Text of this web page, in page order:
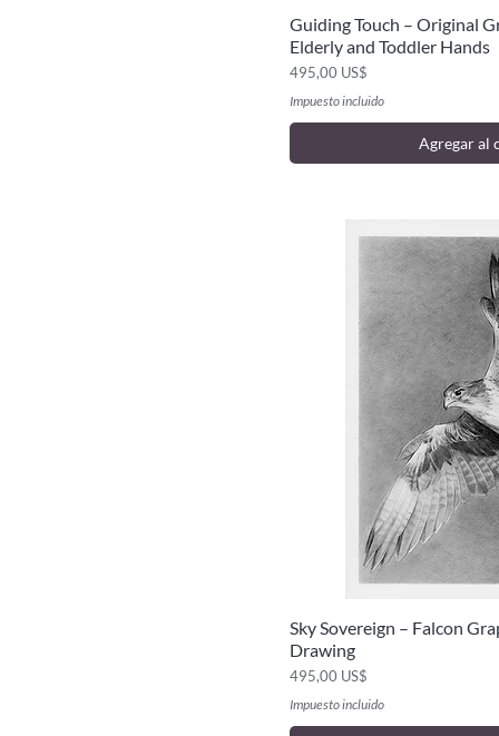
Vista
Guiding Touch – Original
Elderly and Toddler Hands
Precio
495,00 US$
Impuesto incluido
Agregar al
Vista
Sky Sovereign – Falcon
Drawing
Precio
495,00 US$
Impuesto incluido